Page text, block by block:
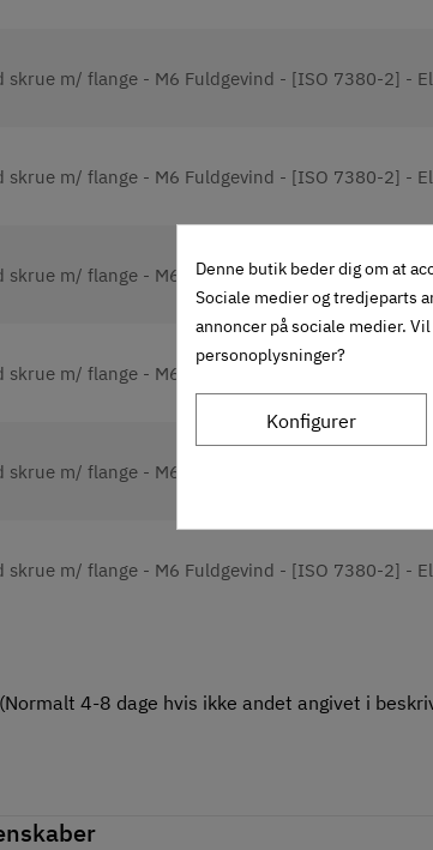
4-8 dage hvis ikke andet angivet i
Denne butik beder dig om at
Sociale medier og tredjeparts
annoncer på sociale medier.
personoplysninger?
Konfigurer